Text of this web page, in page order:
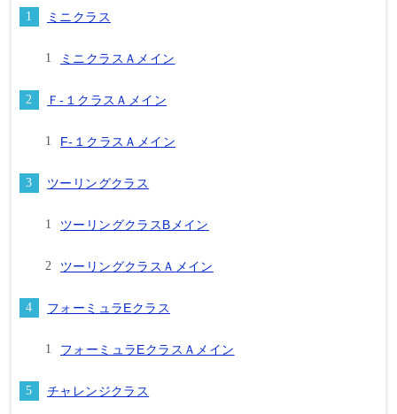
ミニクラス
ミニクラスＡメイン
Ｆ-１クラスＡメイン
F-１クラスＡメイン
ツーリングクラス
ツーリングクラスBメイン
ツーリングクラスＡメイン
フォーミュラEクラス
フォーミュラEクラスＡメイン
チャレンジクラス